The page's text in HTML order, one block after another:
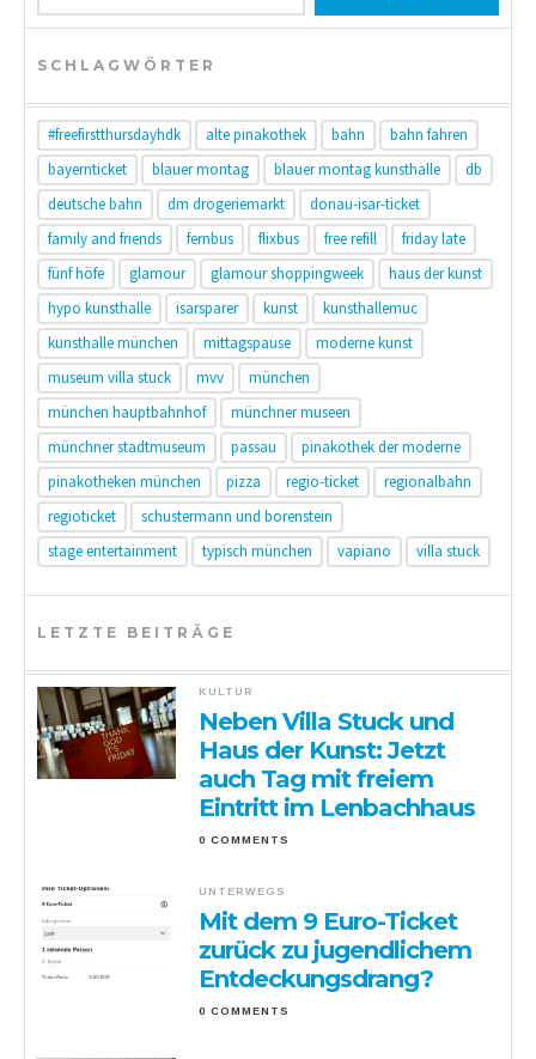
SCHLAGWÖRTER
#freefirstthursdayhdk alte pinakothek bahn
bahn fahren
bayernticket
blauer montag blauer montag kunsthalle
db
deutsche bahn
dm drogeriemarkt
donau-isar-ticket
family and friends
fernbus flixbus free refill
friday late
fünf höfe
glamour glamour shoppingweek
haus der kunst
hypo kunsthalle
isarsparer kunst
kunsthallemuc
kunsthalle münchen
mittagspause
moderne kunst
museum villa stuck
mvv
münchen
münchen hauptbahnhof
münchner museen
münchner stadtmuseum
passau
pinakothek der moderne
pinakotheken münchen
pizza regio-ticket
regionalbahn
regioticket
schustermann und borenstein
stage entertainment
typisch münchen vapiano villa stuck
LETZTE BEITRÄGE
KULTUR
Neben Villa Stuck und
Haus der Kunst: Jetzt
auch Tag mit freiem
Eintritt im Lenbachhaus
0 COMMENTS
UNTERWEGS
Mit dem 9 Euro-Ticket
zurück zu jugendlichem
Entdeckungsdrang?
0 COMMENTS